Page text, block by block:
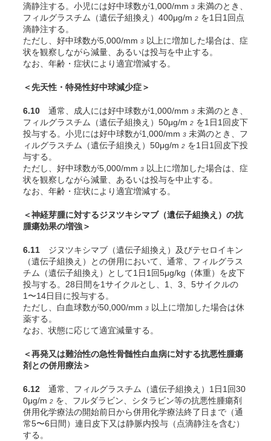
滴静注する。小児には好中球数が1,000/mm 3 未満のとき、
フィルグラスチム（遺伝子組換え）400μg/m 2 を1日1回点
滴静注する。
ただし、好中球数が5,000/mm 3 以上に増加した場合は、症
状を観察しながら減量、あるいは投与を中止する。
なお、年齢・症状により適宜増減する。
＜先天性・特発性好中球減少症＞
6.10 通常、成人には好中球数が1,000/mm 3 未満のとき、
フィルグラスチム（遺伝子組換え）50μg/m 2 を1日1回皮下
投与する。小児には好中球数が1,000/mm 3 未満のとき、フ
ィルグラスチム（遺伝子組換え）50μg/m 2 を1日1回皮下投
与する。
ただし、好中球数が5,000/mm 3 以上に増加した場合は、症
状を観察しながら減量、あるいは投与を中止する。
なお、年齢・症状により適宜増減する。
＜神経芽腫に対するジヌツキシマブ（遺伝子組換え）の抗
腫瘍効果の増強＞
6.11 ジヌツキシマブ（遺伝子組換え）及びテセロイキン
（遺伝子組換え）との併用において、通常、フィルグラス
チム（遺伝子組換え）として1日1回5μg/kg（体重）を皮下
投与する。28日間を1サイクルとし、1、3、5サイクルの
1〜14日目に投与する。
ただし、白血球数が50,000/mm 3 以上に増加した場合は休
薬する。
なお、状態に応じて適宜減量する。
＜再発又は難治性の急性骨髄性白血病に対する抗悪性腫瘍
剤との併用療法＞
6.12 通常、フィルグラスチム（遺伝子組換え）1日1回30
0μg/m 2 を、フルダラビン、シタラビン等の抗悪性腫瘍剤
併用化学療法の開始前日から併用化学療法終了日まで（通
常5〜6日間）連日皮下又は静脈内投与（点滴静注を含む）
する。